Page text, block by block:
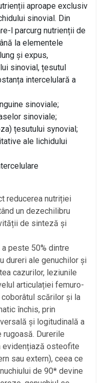
aproape exclusiv
sinovial. Din
l parcurg nutrienții de
la elementele
și expus,
sinovial, țesutul
intercelulară a
sinoviale;
sinoviale;
țesutului synovial;
ale lichidului
reducerea nutriției
un dezechilibru
de sinteză și
peste 50% dintre
dureri ale genuchilor și
cazurilor, leziunile
articulației femuro-
scărilor și la
închis, prin
și logitudinală a
Durerile
evidențiază osteofite
sau extern), ceea ce
de 90* devine